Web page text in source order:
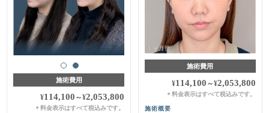
施術費用
¥114,100 ～¥2,053,800
＊料金表示はすべて税込みです。
施術費用
¥114,100 ～¥2,053,800
＊ 料金表示はすべて税込みです。
施術概要